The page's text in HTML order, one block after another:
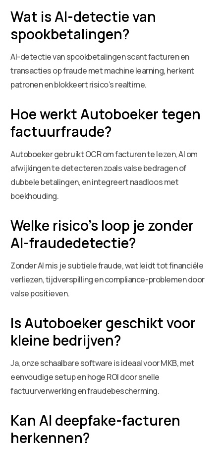
Wat is AI-detectie van
spookbetalingen?
AI-detectie van spookbetalingen scant facturen en
transacties op fraude met machine learning, herkent
patronen en blokkeert risico’s realtime.
Hoe werkt Autoboeker tegen
factuurfraude?
Autoboeker gebruikt OCR om facturen te lezen, AI om
afwijkingen te detecteren zoals valse bedragen of
dubbele betalingen, en integreert naadloos met
boekhouding.
Welke risico’s loop je zonder
AI-fraudedetectie?
Zonder AI mis je subtiele fraude, wat leidt tot financiële
verliezen, tijdverspilling en compliance-problemen door
valse positieven.
Is Autoboeker geschikt voor
kleine bedrijven?
Ja, onze schaalbare software is ideaal voor MKB, met
eenvoudige setup en hoge ROI door snelle
factuurverwerking en fraudebescherming.
Kan AI deepfake-facturen
herkennen?